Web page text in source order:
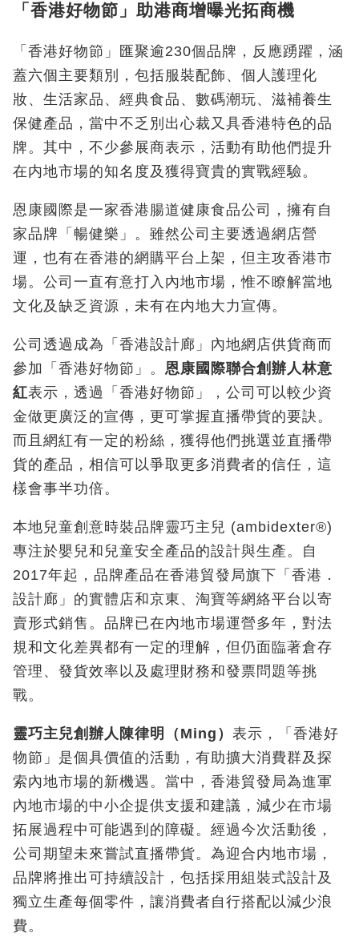
「香港好物節」助港商增曝光拓商機
「香港好物節」匯聚逾230個品牌，反應踴躍，涵
蓋六個主要類別，包括服裝配飾、個人護理化
妝、生活家品、經典食品、數碼潮玩、滋補養生
保健產品，當中不乏別出心裁又具香港特色的品
牌。其中，不少參展商表示，活動有助他們提升
在内地市場的知名度及獲得寶貴的實戰經驗。
恩康國際是一家香港腸道健康食品公司，擁有自
家品牌「暢健樂」。雖然公司主要透過網店營
運，也有在香港的網購平台上架，但主攻香港市
場。公司一直有意打入內地市場，惟不瞭解當地
文化及缺乏資源，未有在内地大力宣傳。
公司透過成為「香港設計廊」內地網店供貨商而
參加「香港好物節」。 恩康國際聯合創辦人林意
紅表示，透過「香港好物節」，公司可以較少資
金做更廣泛的宣傳，更可掌握直播帶貨的要訣。
而且網紅有一定的粉絲，獲得他們挑選並直播帶
貨的產品，相信可以爭取更多消費者的信任，這
樣會事半功倍。
本地兒童創意時裝品牌靈巧主兒 (ambidexter®)
專注於嬰兒和兒童安全產品的設計與生產。自
2017年起，品牌產品在香港貿發局旗下「香港．
設計廊」的實體店和京東、淘寶等網絡平台以寄
賣形式銷售。品牌已在內地市場運營多年，對法
規和文化差異都有一定的理解，但仍面臨著倉存
管理、發貨效率以及處理財務和發票問題等挑
戰。
靈巧主兒創辦人陳律明（ Ming ） 表示，「香港好
物節」是個具價值的活動，有助擴大消費群及探
索內地市場的新機遇。當中，香港貿發局為進軍
內地市場的中小企提供支援和建議，減少在市場
拓展過程中可能遇到的障礙。經過今次活動後，
公司期望未來嘗試直播帶貨。為迎合内地市場，
品牌將推出可持續設計，包括採用組裝式設計及
獨立生產每個零件，讓消費者自行搭配以減少浪
費。